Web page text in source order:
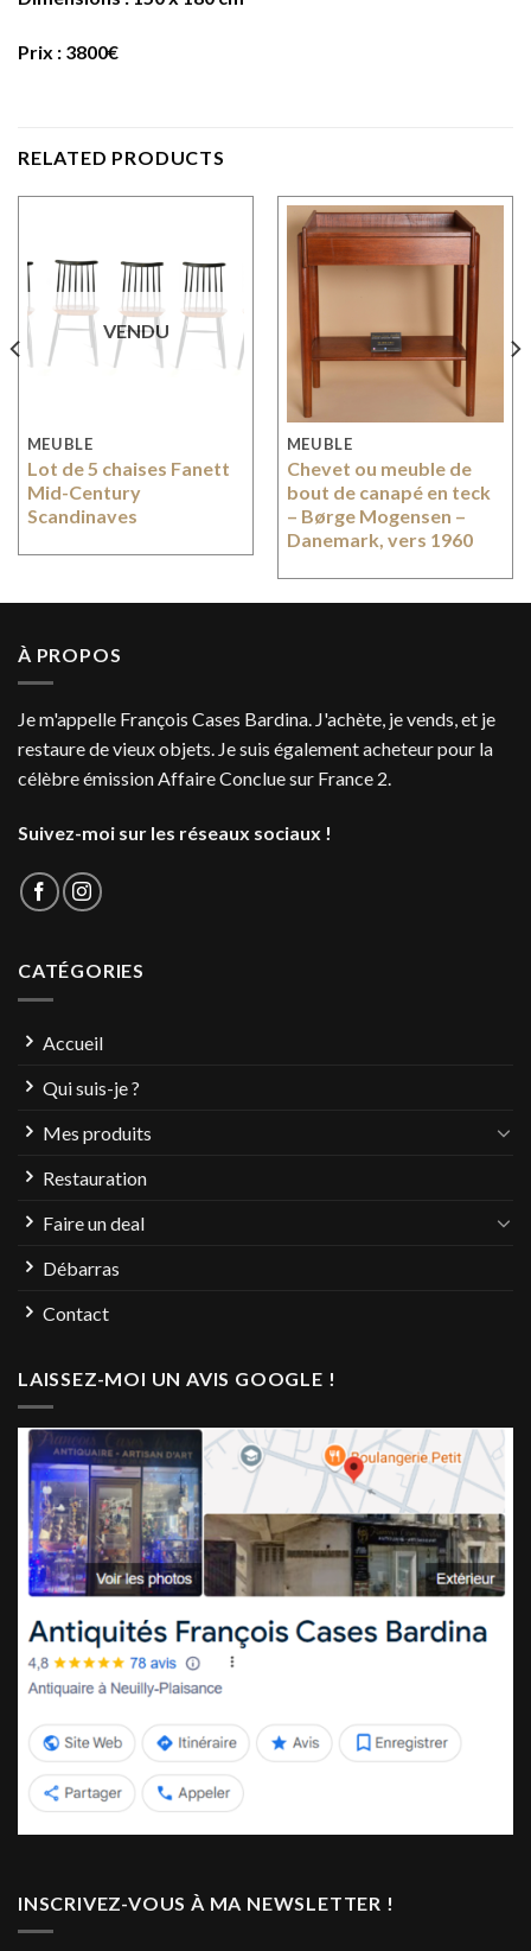
Prix : 3800€
RELATED PRODUCTS
VENDU
MEUBLE
Lot de 5 chaises Fanett
Mid-Century
Scandinaves
MEUBLE
Chevet ou meuble de
bout de canapé en teck
– Børge Mogensen –
Danemark, vers 1960
À PROPOS
Je m'appelle François Cases Bardina. J'achète, je vends, et je
restaure de vieux objets. Je suis également acheteur pour la
célèbre émission Affaire Conclue sur France 2.
Suivez-moi sur les réseaux sociaux !
CATÉGORIES
Accueil
Qui suis-je ?
Mes produits
Restauration
Faire un deal
Débarras
Contact
LAISSEZ-MOI UN AVIS GOOGLE !
INSCRIVEZ-VOUS À MA NEWSLETTER !